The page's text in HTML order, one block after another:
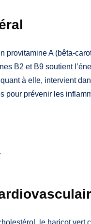
provitamine A (bêta-
B2 et B9 soutient
à elle, intervient
pour prévenir les
le haricot vert